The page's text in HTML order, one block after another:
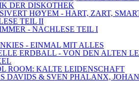
DER DISKOTHEK
HØYEM - HART, ZART,
TEIL II
- NACHLESE TEIL I
- EINMAL MIT ALLES
ERDBALL - VON DEN ALTEN
ROOM: KALTE LEIDENSCHAFT
DAVIDS & SVEN PHALANX,